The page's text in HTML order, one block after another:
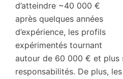
d’atteindre ~40 000 €
après quelques années
d’expérience, les profils
expérimentés tournant
autour de 60 000 € et plus
responsabilités. De plus,